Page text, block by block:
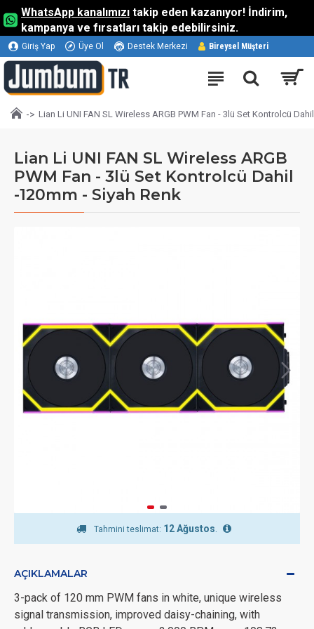
WhatsApp kanalımızı takip eden kazanıyor! İndirim,
kampanya ve fırsatları takip edebilirsiniz.
Giriş Yap Üye Ol Destek Merkezi Bireysel Müşteri
Lian Li UNI FAN SL Wireless ARGB PWM Fan - 3lü Set Kontrolcü
Lian Li UNI FAN SL Wireless ARGB
PWM Fan - 3lü Set Kontrolcü Dahil
-120mm - Siyah Renk
Tahmini teslimat: 12 Ağustos
AÇIKLAMALAR
3-pack of 120 mm PWM fans in white, unique wireless
signal transmission, improved daisy-chaining, with